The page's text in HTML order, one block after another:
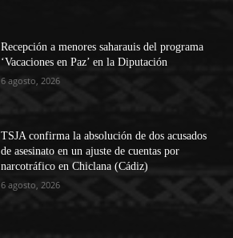
Recepción a menores saharauis del programa
‘Vacaciones en Paz’ en la Diputación
6 agosto, 2026
TSJA confirma la absolución de dos acusados
de asesinato en un ajuste de cuentas por
narcotráfico en Chiclana (Cádiz)
6 agosto, 2026